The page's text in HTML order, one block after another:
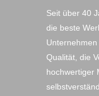
Seit über 40
die beste
Qualität, die
hochwertiger